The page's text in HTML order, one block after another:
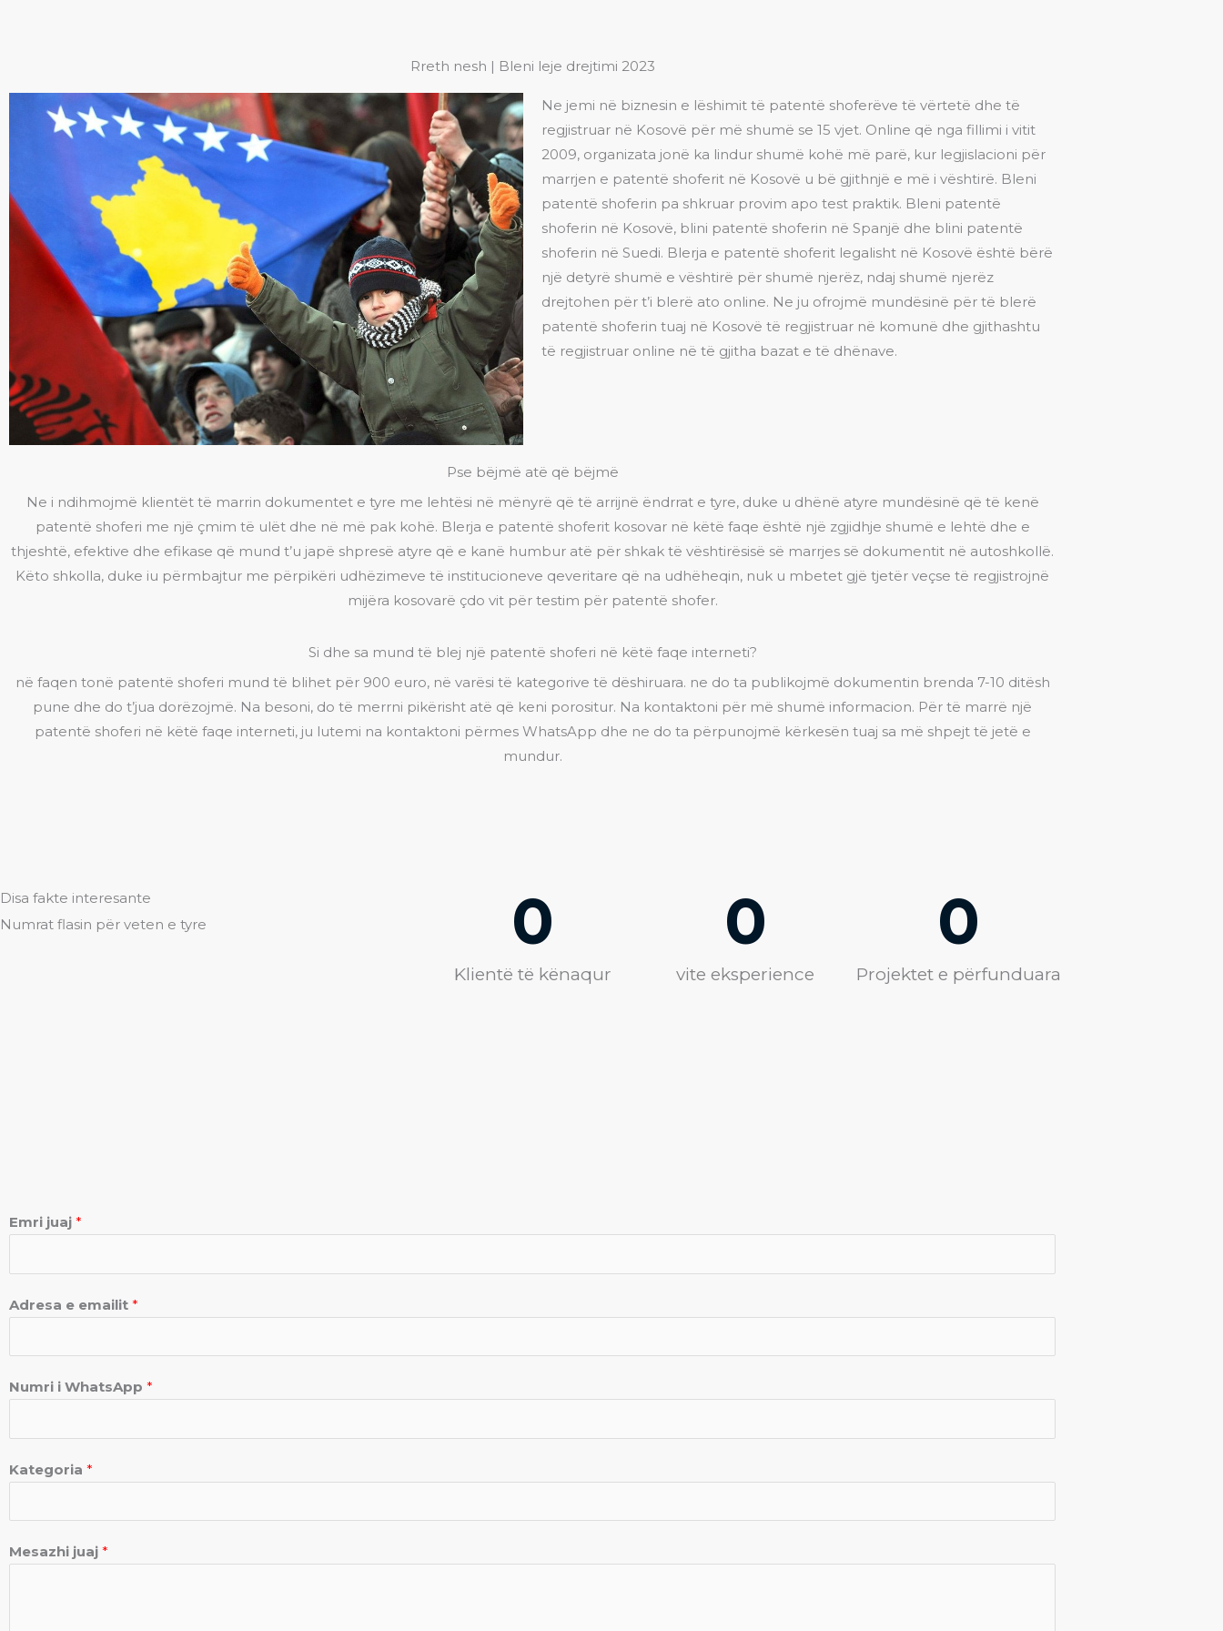
Rreth nesh | Bleni leje drejtimi 2023
Ne jemi në biznesin e lëshimit të patentë shoferëve të vërtetë dhe të
regjistruar në Kosovë për më shumë se 15 vjet. Online që nga fillimi i vitit
2009, organizata jonë ka lindur shumë kohë më parë, kur legjislacioni për
marrjen e patentë shoferit në Kosovë u bë gjithnjë e më i vështirë. Bleni
patentë shoferin pa shkruar provim apo test praktik. Bleni patentë
shoferin në Kosovë, blini patentë shoferin në Spanjë dhe blini patentë
shoferin në Suedi. Blerja e patentë shoferit legalisht në Kosovë është bërë
një detyrë shumë e vështirë për shumë njerëz, ndaj shumë njerëz
drejtohen për t’i blerë ato online. Ne ju ofrojmë mundësinë për të blerë
patentë shoferin tuaj në Kosovë të regjistruar në komunë dhe gjithashtu
të regjistruar online në të gjitha bazat e të dhënave.
Pse bëjmë atë që bëjmë
Ne i ndihmojmë klientët të marrin dokumentet e tyre me lehtësi në mënyrë që të arrijnë ëndrrat e tyre, duke u dhënë atyre mundësinë që të kenë
patentë shoferi me një çmim të ulët dhe në më pak kohë. Blerja e patentë shoferit kosovar në këtë faqe është një zgjidhje shumë e lehtë dhe e
thjeshtë, efektive dhe efikase që mund t’u japë shpresë atyre që e kanë humbur atë për shkak të vështirësisë së marrjes së dokumentit në autoshkollë.
Këto shkolla, duke iu përmbajtur me përpikëri udhëzimeve të institucioneve qeveritare që na udhëheqin, nuk u mbetet gjë tjetër veçse të regjistrojnë
mijëra kosovarë çdo vit për testim për patentë shofer.
Si dhe sa mund të blej një patentë shoferi në këtë faqe interneti?
në faqen tonë patentë shoferi mund të blihet për 900 euro, në varësi të kategorive të dëshiruara. ne do ta publikojmë dokumentin brenda 7-10 ditësh
pune dhe do t’jua dorëzojmë. Na besoni, do të merrni pikërisht atë që keni porositur. Na kontaktoni për më shumë informacion. Për të marrë një
patentë shoferi në këtë faqe interneti, ju lutemi na kontaktoni përmes WhatsApp dhe ne do ta përpunojmë kërkesën tuaj sa më shpejt të jetë e
mundur.
Disa fakte interesante
Numrat flasin për veten e tyre
Klientë të kënaqur
0
vite eksperience
0
Projektet e përfunduara
0
Emri juaj *
Adresa e emailit *
Numri i WhatsApp *
Kategoria *
Mesazhi juaj *